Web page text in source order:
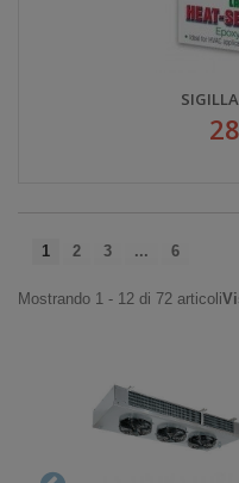
1 2 3 ... 6
Mostrando 1 - 12 di 72 articoli